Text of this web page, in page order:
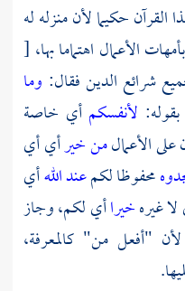
القرآن حكيما لأن منزله له
الأعمال اهتماما بها، [
شرائع الدين فقال: وما
بقوله: لأنفسكمأي خاصة
الأعمالمن خيرأي أي
محفوظا لكمعند اللهأي
غيرهخيراأي لكم، وجاز
"أفعل من" كالمعرفة،